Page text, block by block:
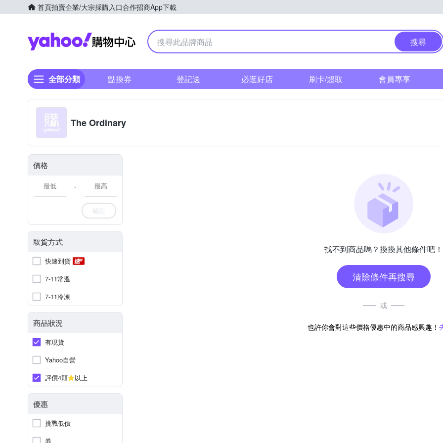
首頁拍賣企業/大宗採購入口合作招商App下載
Yahoo購物中心
搜尋
全部分類 點換券 登記送 必逛好店 刷卡/超取 會員專享
The Ordinary
價格
-
確定
取貨方式
快速到貨
7-11常溫
7-11冷凍
商品狀況
有現貨
Yahoo自營
評價4顆
以上
優惠
挑戰低價
券
找不到商品嗎？換換其他條件吧！
清除條件再搜尋
或
也許你會對這些價格優惠中的商品感興趣！